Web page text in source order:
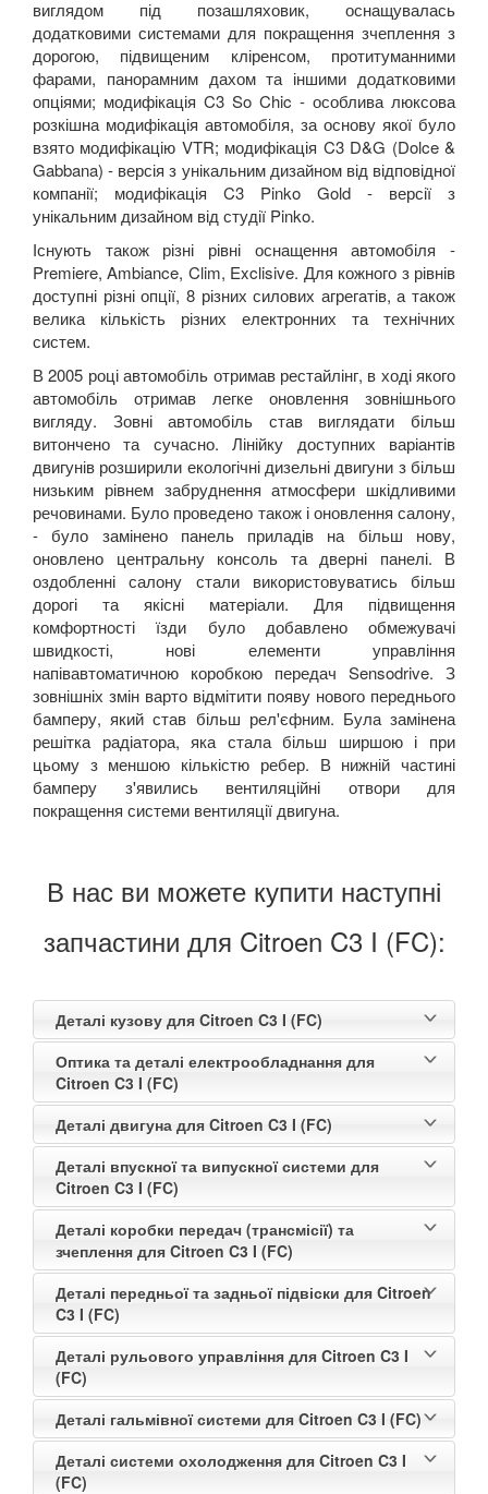
виглядом під позашляховик, оснащувалась
додатковими системами для покращення зчеплення з
дорогою, підвищеним кліренсом, протитуманними
фарами, панорамним дахом та іншими додатковими
опціями; модифікація C3 So Chic - особлива люксова
розкішна модифікація автомобіля, за основу якої було
взято модифікацію VTR; модифікація C3 D&G (Dolce &
Gabbana) - версія з унікальним дизайном від відповідної
компанії; модифікація C3 Pinko Gold - версії з
унікальним дизайном від студії Pinko.
Існують також різні рівні оснащення автомобіля -
Premiere, Ambiance, Clim, Exclisive. Для кожного з рівнів
доступні різні опції, 8 різних силових агрегатів, а також
велика кількість різних електронних та технічних
систем.
В 2005 році автомобіль отримав рестайлінг, в ході якого
автомобіль отримав легке оновлення зовнішнього
вигляду. Зовні автомобіль став виглядати більш
витончено та сучасно. Лінійку доступних варіантів
двигунів розширили екологічні дизельні двигуни з більш
низьким рівнем забруднення атмосфери шкідливими
речовинами. Було проведено також і оновлення салону,
- було замінено панель приладів на більш нову,
оновлено центральну консоль та дверні панелі. В
оздобленні салону стали використовуватись більш
дорогі та якісні матеріали. Для підвищення
комфортності їзди було добавлено обмежувачі
швидкості, нові елементи управління
напівавтоматичною коробкою передач Sensodrive. З
зовнішніх змін варто відмітити появу нового переднього
бамперу, який став більш рел'єфним. Була замінена
решітка радіатора, яка стала більш ширшою і при
цьому з меншою кількістю ребер. В нижній частині
бамперу з'явились вентиляційні отвори для
покращення системи вентиляції двигуна.
В нас ви можете купити наступні
запчастини для Citroen C3 I (FC):
Деталі кузову для Citroen C3 I (FC)
Оптика та деталі електрообладнання для
Citroen C3 I (FC)
Деталі двигуна для Citroen C3 I (FC)
Деталі впускної та випускної системи для
Citroen C3 I (FC)
Деталі коробки передач (трансмісії) та
зчеплення для Citroen C3 I (FC)
Деталі передньої та задньої підвіски для Citroen
C3 I (FC)
Деталі рульового управління для Citroen C3 I
(FC)
Деталі гальмівної системи для Citroen C3 I (FC)
Деталі системи охолодження для Citroen C3 I
(FC)